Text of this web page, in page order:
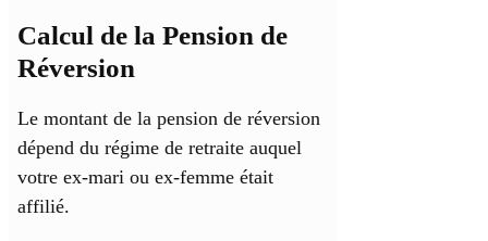
Calcul de la Pension de
Réversion
Le montant de la pension de réversion
dépend du régime de retraite auquel
votre ex-mari ou ex-femme était
affilié.